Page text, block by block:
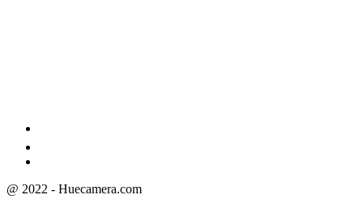
@ 2022 - Huecamera.com